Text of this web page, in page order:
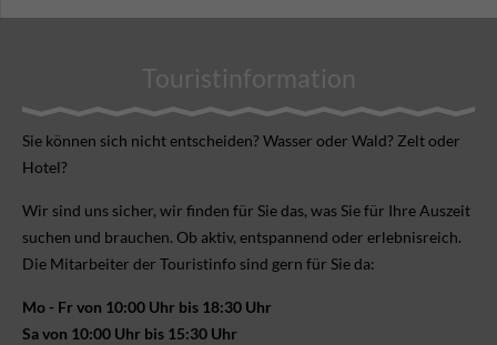
Touristinformation
Sie können sich nicht ent­scheiden? Wasser oder Wald? Zelt oder
Hotel?
Wir sind uns sicher, wir finden für Sie das, was Sie für Ihre Aus­zeit
suchen und brauchen. Ob aktiv, ent­spannend oder erlebnis­reich.
Die Mitarbeiter der Touristinfo sind gern für Sie da:
Mo - Fr von 10:00 Uhr bis 18:30 Uhr
Sa von 10:00 Uhr bis 15:30 Uhr